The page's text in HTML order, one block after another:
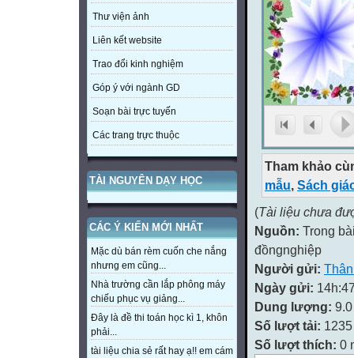
Thư viện ảnh
Liên kết website
Trao đổi kinh nghiệm
Góp ý với ngành GD
Soạn bài trực tuyến
Các trang trực thuộc
TÀI NGUYÊN DẠY HỌC
CÁC Ý KIẾN MỚI NHẤT
Mặc dù bán rèm cuốn che nắng
nhưng em cũng...
Nhà trường cần lắp phông máy
chiếu phục vụ giảng...
Đây là đề thi toán học kì 1, khôn
phải...
tài liệu chia sẻ rất hay ạ!! em cám
Tham khảo
mẫu, Sách
(Tài liệu chưa
Nguồn: Trong
đồngnghiệp
Người gửi:
Ngày gửi:
Dung lượng:
Số lượt tải: 1235
Số lượt thích: 0